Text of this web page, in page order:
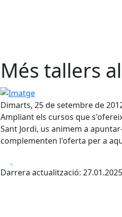
Més tallers
Imatge
Dimarts, 25 de setembre de
Ampliant els cursos que
Sant Jordi, us animem a
complementen l'oferta per a
Darrera actualització: